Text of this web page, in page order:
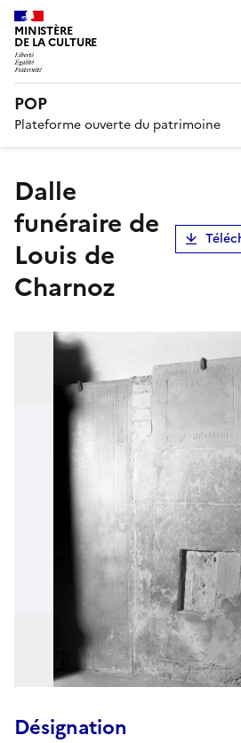
MINISTÈRE
DE LA CULTURE
POP
Plateforme ouverte du patrimoine
dalle
funéraire de
Louis de
Charnoz
Désignation